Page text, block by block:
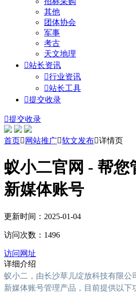
其他
团体协会
军事
考古
天文地理
站长资讯
行业资讯
站长工具
提交收录
提交收录
首页 网站推广软文发布详情页
蚁小二官网 - 帮您
新媒体账号
更新时间：2025-01-04
访问次数：1496
访问网址
详细介绍
蚁小二，由长沙草儿绽放科技有限公
新媒体账号管理产品，目前提供以下